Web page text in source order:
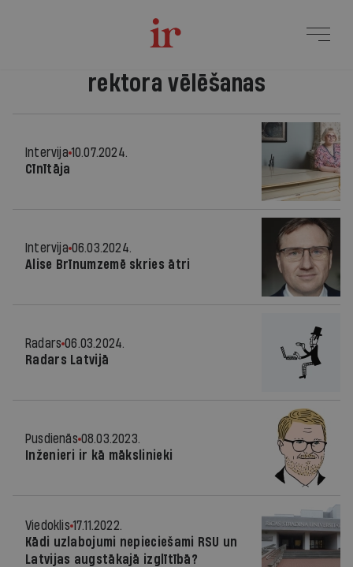
rektora vēlēšanas
Intervija 10.07.2024.
Cīnītāja
Intervija 06.03.2024.
Alise Brīnumzemē skries ātri
Radars 06.03.2024.
Radars Latvijā
Pusdienās 08.03.2023.
Inženieri ir kā mākslinieki
Viedoklis 17.11.2022.
Kādi uzlabojumi nepieciešami RSU un
Latvijas augstākajā izglītībā?